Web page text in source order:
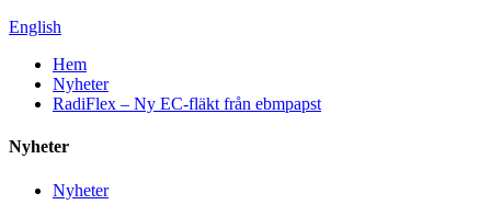
English
Hem
Nyheter
RadiFlex – Ny EC-fläkt från ebmpapst
Nyheter
Nyheter